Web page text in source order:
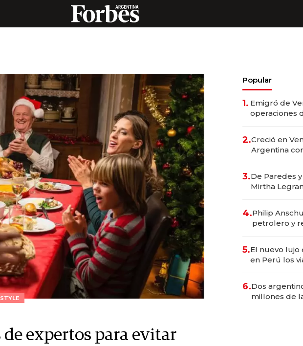
de expertos para evitar
Popular
1. Emigró de
operaciones
2.Creció en
Argentina
marcas "fast
3.De Paredes
Mirtha
4.Philip
petrolero y
5.El nuevo lujo
en Perú los
en
6.Dos
millones de